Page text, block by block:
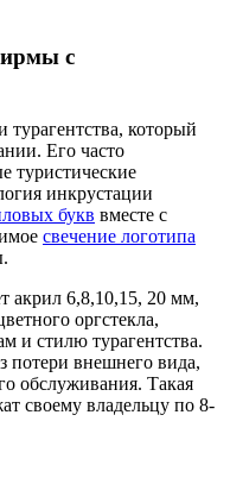
с
который
Его часто
туристические
инкрустации
букв вместе с
свечение логотипа
акрил 6,8,10,15, 20 мм,
оргстекла,
и стилю турагентства.
потери внешнего вида,
обслуживания. Такая
своему владельцу по 8-